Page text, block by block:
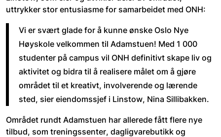
uttrykker stor entusiasme for samarbeidet med ONH:
Vi er svært glade for å kunne ønske Oslo Nye
Høyskole velkommen til Adamstuen! Med 1 000
studenter på campus vil ONH definitivt skape liv og
aktivitet og bidra til å realisere målet om å gjøre
området til et kreativt, involverende og lærende
sted, sier eiendomssjef i Linstow, Nina Sillibakken.
Området rundt Adamstuen har allerede fått flere nye
tilbud, som treningssenter, dagligvarebutikk og